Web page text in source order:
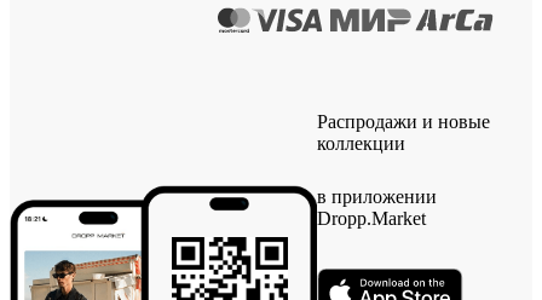
Распродажи и новые
коллекции
в приложении
Dropp.Market